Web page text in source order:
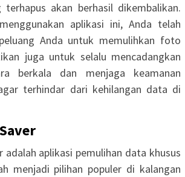
akan berhasil dikembalikan.
aplikasi ini, Anda telah
Anda untuk memulihkan foto
juga untuk selalu mencadangkan
berkala dan menjaga keamanan
terhindar dari kehilangan data di
adalah aplikasi pemulihan data khusus
menjadi pilihan populer di kalangan